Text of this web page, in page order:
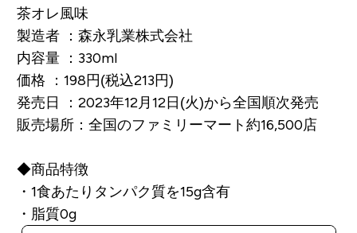
茶オレ風味
製造者 ：森永乳業株式会社
内容量 ：330ml
価格 ：198円(税込213円)
発売日 ：2023年12月12日(火)から全国順次発売
販売場所：全国のファミリーマート約16,500店
◆商品特徴
・1食あたりタンパク質を15g含有
・脂質0g